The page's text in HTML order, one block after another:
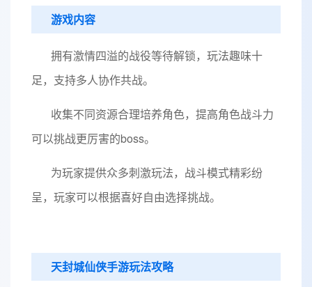
游戏内容
拥有激情四溢的战役等待解锁，玩法趣味十
足，支持多人协作共战。
收集不同资源合理培养角色，提高角色战斗力
可以挑战更厉害的boss。
为玩家提供众多刺激玩法，战斗模式精彩纷
呈，玩家可以根据喜好自由选择挑战。
天封城仙侠手游玩法攻略